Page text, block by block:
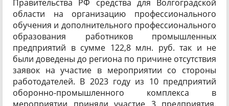
Правительства РФ средства для Волгоградской
области на организацию профессионального
обучения и дополнительного профессионального
образования работников промышленных
предприятий в сумме 122,8 млн. руб. так и не
были доведены до региона по причине отсутствия
заявок на участие в мероприятии со стороны
работодателей. В 2023 году из 10 предприятий
оборонно-промышленного комплекса в